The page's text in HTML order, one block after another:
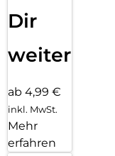
Dir
weiter
ab 4,99 €
inkl. MwSt.
Mehr
erfahren